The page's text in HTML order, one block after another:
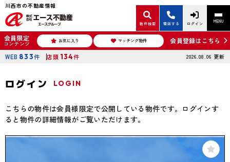
川西市の不動産情報
物件検索 電話する ログイン MENU
会員限定
コンテンツ お気に入り マッチング物件 会員登録はこちら
WEB 833件 店頭 134件 2026.08.06 更新
ログイン LOGIN
こちらの物件は会員様限定で公開している物件です。ログインす
ると物件の詳細情報がご覧いただけます。